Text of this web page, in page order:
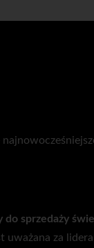
do sprzedaży
za